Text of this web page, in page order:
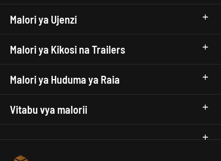
Malori ya Ujenzi
Malori ya Kikosi na Trailers
Malori ya Huduma ya Raia
Vitabu vya malorii